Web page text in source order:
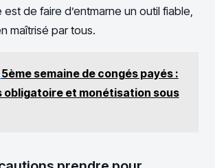
est de faire d’entmarne un outil fiable,
maîtrisé par tous.
5ème semaine de congés payés :
obligatoire et monétisation sous